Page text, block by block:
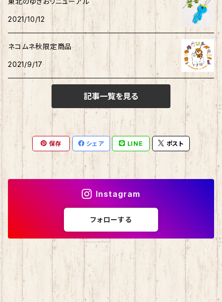
ウィッシュミーメル
リトルツインスターズ
あひるのペックル
おさるのもんきち
マロンクリーム
みんなのたあ坊
コロコロくりりん
チョコキャット
むすび丸
秋田犬
ご当地ハムスター
しばっころ
ポプテピピック
わさお
伊達政宗
ミニオン
ご当地ハムスター
おそ松さん
サンリオキャラクター他
御朱印帳
ノート
缶バッチ
消しゴム
スライド缶
しおり
アクリルスタンド
2021/10/12
ネコムネ秋限定商品
2021/9/17
記事一覧を見る
保存 シェア LINE ポスト
Instagram
フォローする